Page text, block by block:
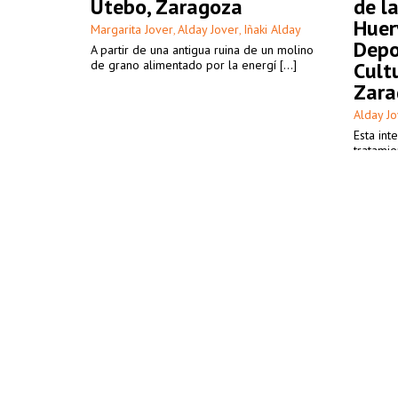
Utebo, Zaragoza
Margarita Jover, Alday Jover, Iñaki Alday
A partir de una antigua ruina de un molino
de grano alimentado por la energí [...]
de
Alday
Esta